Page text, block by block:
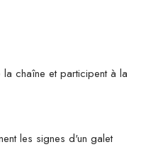
chaîne et participent à la
les signes d'un galet